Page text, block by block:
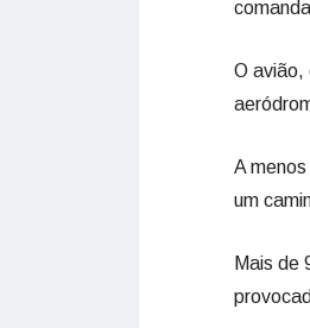
O avião,
A
um
Mais de